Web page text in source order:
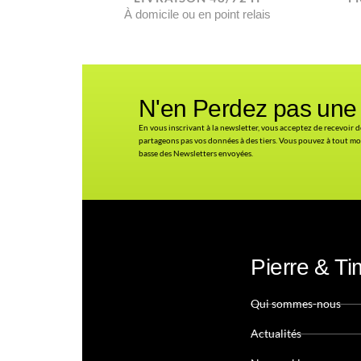
À domicile ou en point relais
N'en Perdez pas
En vous inscrivant à la newsletter, vous acceptez de recevoir
partageons pas vos données à des tiers. Vous pouvez à tout
basse des Newsletters envoyées.
Pierre &
Qui sommes-nous
Actualités